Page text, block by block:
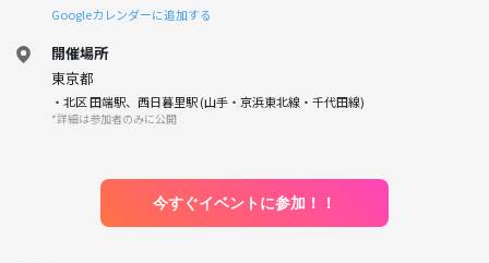
Googleカレンダーに追加する
開催場所
東京都
・北区 田端駅、西日暮里駅 (山手・京浜東北線・千代田線)
*詳細は参加者のみに公開
今すぐイベントに参加！！